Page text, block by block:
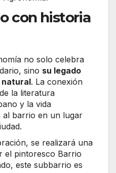
con historia
no solo celebra
sino su legado
natural. La conexión
la literatura
y la vida
al barrio en un lugar
se realizará una
el pintoresco Barrio
este subbarrio es